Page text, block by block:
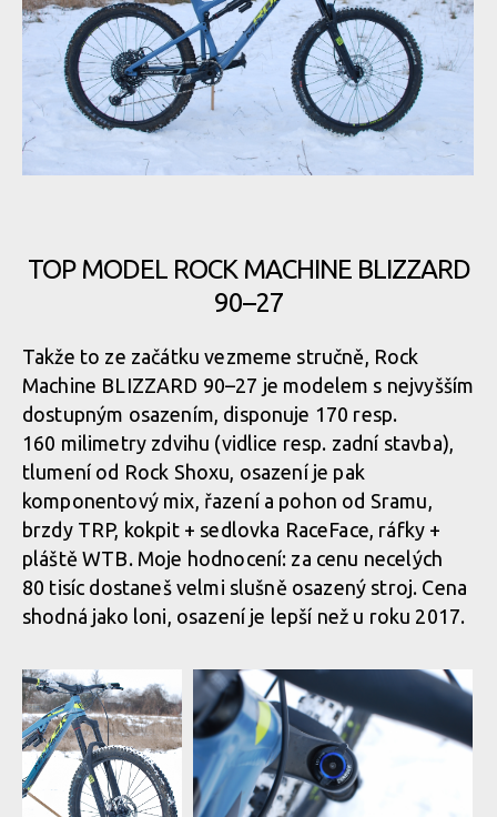
Rock Machine BLIZZARD 90-27
Rock Machine BLIZZARD 90-27
Rock Machine BLIZZARD 90-27
Rock Machine BLIZZARD 90-27
Rock Machine BLIZZARD 90-27
Rock Machine BLIZZARD 90-27
Rock Machine BLIZZARD 90-27
TOP MODEL ROCK MACHINE BLIZZARD
90–27
Takže to ze začátku vezmeme stručně, Rock
Machine BLIZZARD 90–27 je modelem s nejvyšším
dostupným osazením, disponuje 170 resp.
160 milimetry zdvihu (vidlice resp. zadní stavba),
tlumení od Rock Shoxu, osazení je pak
komponentový mix, řazení a pohon od Sramu,
brzdy TRP, kokpit + sedlovka RaceFace, ráfky +
pláště WTB. Moje hodnocení: za cenu necelých
80 tisíc dostaneš velmi slušně osazený stroj. Cena
shodná jako loni, osazení je lepší než u roku 2017.